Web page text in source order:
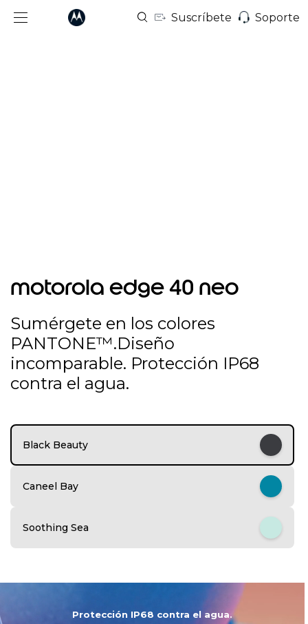
Suscríbete Soporte
t
e
o
f
5
motorola edge 40 neo
Sumérgete en los colores
PANTONE™.Diseño
incomparable. Protección IP68
contra el agua.
Black Beauty
Caneel Bay
Soothing Sea
Protección IP68 contra el agua.